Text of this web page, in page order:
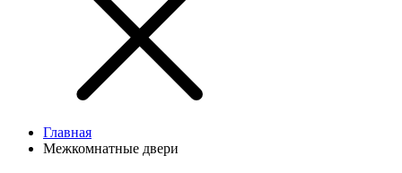
Главная
Межкомнатные двери